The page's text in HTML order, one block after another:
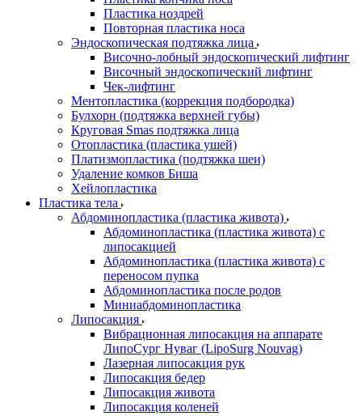
Пластика ноздрей
Повторная пластика носа
Эндоскопическая подтяжка лица
Височно-лобный эндоскопический лифтинг
Височный эндоскопический лифтинг
Чек-лифтинг
Ментопластика (коррекция подбородка)
Булхорн (подтяжка верхней губы)
Круговая Smas подтяжка лица
Отопластика (пластика ушей)
Платизмопластика (подтяжка шеи)
Удаление комков Биша
Хейлопластика
Пластика тела
Абдоминопластика (пластика живота)
Абдоминопластика (пластика живота) с
липосакцией
Абдоминопластика (пластика живота) с
переносом пупка
Абдоминопластика после родов
Миниабдоминопластика
Липосакция
Вибрационная липосакция на аппарате
ЛипоСург Нуваг (LipoSurg Nouvag)
Лазерная липосакция рук
Липосакция бедер
Липосакция живота
Липосакция коленей